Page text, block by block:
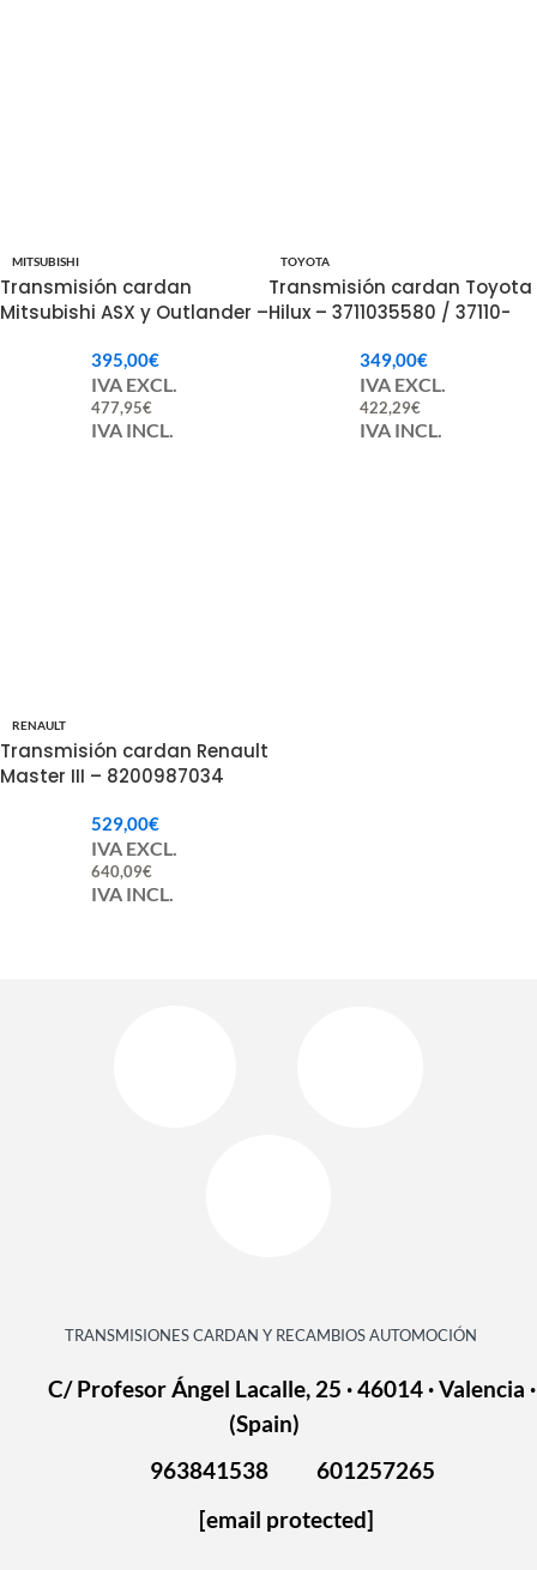
MITSUBISHI
Transmisión cardan
Mitsubishi ASX y Outlander –
395,00€
IVA EXCL.
477,95€
IVA INCL.
TOYOTA
Transmisión cardan Toyota
Hilux – 3711035580 / 37110-
349,00€
IVA EXCL.
422,29€
IVA INCL.
RENAULT
Transmisión cardan Renault
Master III – 8200987034
529,00€
IVA EXCL.
640,09€
IVA INCL.
TRANSMISIONES CARDAN Y RECAMBIOS AUTOMOCIÓN
C/ Profesor Ángel Lacalle, 25 · 46014 · Valencia ·
(Spain)
963841538
601257265
[email protected]